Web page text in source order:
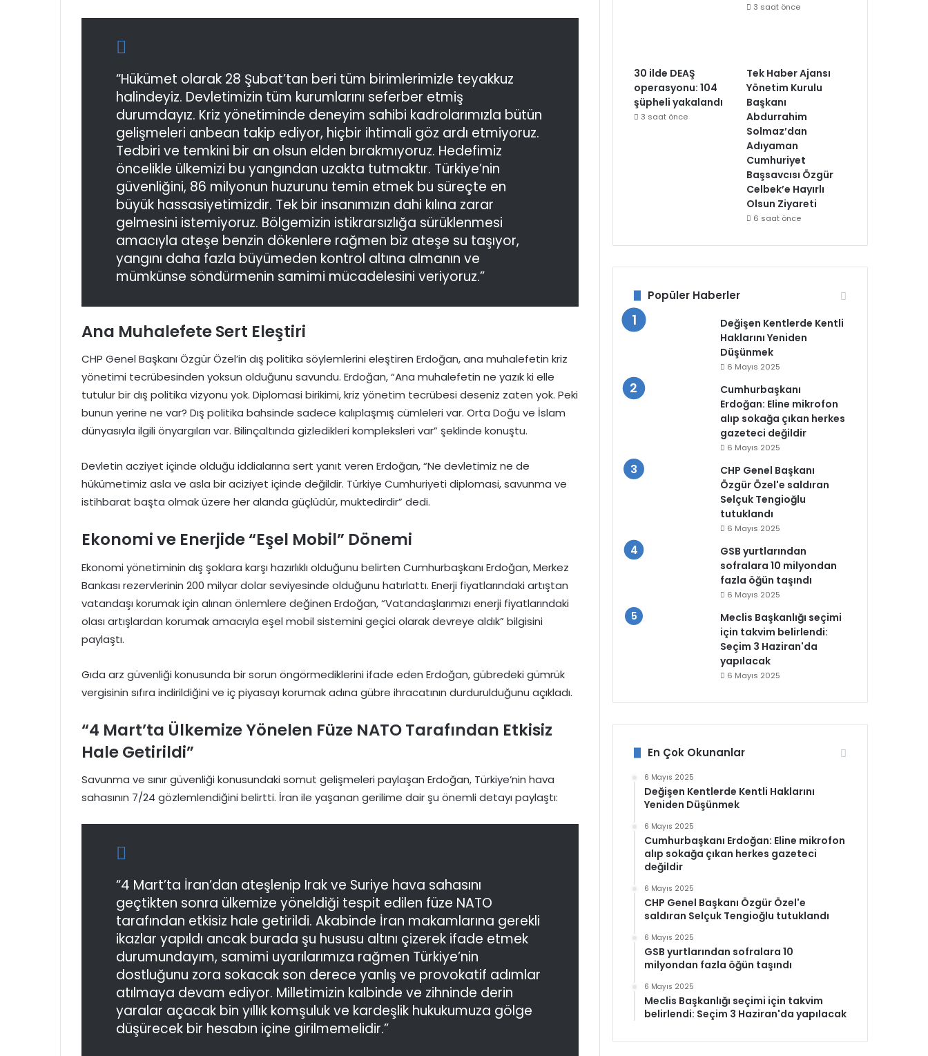
“Hükümet olarak 28 Şubat’tan beri tüm birimlerimizle teyakkuz
halindeyiz. Devletimizin tüm kurumlarını seferber etmiş
durumdayız. Kriz yönetiminde deneyim sahibi kadrolarımızla bütün
gelişmeleri anbean takip ediyor, hiçbir ihtimali göz ardı etmiyoruz.
Tedbiri ve temkini bir an olsun elden bırakmıyoruz. Hedefimiz
öncelikle ülkemizi bu yangından uzakta tutmaktır. Türkiye’nin
güvenliğini, 86 milyonun huzurunu temin etmek bu süreçte en
büyük hassasiyetimizdir. Tek bir insanımızın dahi kılına zarar
gelmesini istemiyoruz. Bölgemizin istikrarsızlığa sürüklenmesi
amacıyla ateşe benzin dökenlere rağmen biz ateşe su taşıyor,
yangını daha fazla büyümeden kontrol altına almanın ve
mümkünse söndürmenin samimi mücadelesini veriyoruz.”
Ana Muhalefete Sert Eleştiri
CHP Genel Başkanı Özgür Özel’in dış politika söylemlerini eleştiren Erdoğan, ana muhalefetin kriz
yönetimi tecrübesinden yoksun olduğunu savundu. Erdoğan, “Ana muhalefetin ne yazık ki elle
tutulur bir dış politika vizyonu yok. Diplomasi birikimi, kriz yönetim tecrübesi deseniz zaten yok. Peki
bunun yerine ne var? Dış politika bahsinde sadece kalıplaşmış cümleleri var. Orta Doğu ve İslam
dünyasıyla ilgili önyargıları var. Bilinçaltında gizledikleri kompleksleri var” şeklinde konuştu.
Devletin acziyet içinde olduğu iddialarına sert yanıt veren Erdoğan, “Ne devletimiz ne de
hükümetimiz asla ve asla bir aciziyet içinde değildir. Türkiye Cumhuriyeti diplomasi, savunma ve
istihbarat başta olmak üzere her alanda güçlüdür, muktedirdir” dedi.
Ekonomi ve Enerjide “Eşel Mobil” Dönemi
Ekonomi yönetiminin dış şoklara karşı hazırlıklı olduğunu belirten Cumhurbaşkanı Erdoğan, Merkez
Bankası rezervlerinin 200 milyar dolar seviyesinde olduğunu hatırlattı. Enerji fiyatlarındaki artıştan
vatandaşı korumak için alınan önlemlere değinen Erdoğan, “Vatandaşlarımızı enerji fiyatlarındaki
olası artışlardan korumak amacıyla eşel mobil sistemini geçici olarak devreye aldık” bilgisini
paylaştı.
Gıda arz güvenliği konusunda bir sorun öngörmediklerini ifade eden Erdoğan, gübredeki gümrük
vergisinin sıfıra indirildiğini ve iç piyasayı korumak adına gübre ihracatının durdurulduğunu açıkladı.
“4 Mart’ta Ülkemize Yönelen Füze NATO Tarafından Etkisiz
Hale Getirildi”
Savunma ve sınır güvenliği konusundaki somut gelişmeleri paylaşan Erdoğan, Türkiye’nin hava
sahasının 7/24 gözlemlendiğini belirtti. İran ile yaşanan gerilime dair şu önemli detayı paylaştı:
“4 Mart’ta İran’dan ateşlenip Irak ve Suriye hava sahasını
geçtikten sonra ülkemize yöneldiği tespit edilen füze NATO
tarafından etkisiz hale getirildi. Akabinde İran makamlarına gerekli
ikazlar yapıldı ancak burada şu hususu altını çizerek ifade etmek
durumundayım, samimi uyarılarımıza rağmen Türkiye’nin
dostluğunu zora sokacak son derece yanlış ve provokatif adımlar
atılmaya devam ediyor. Milletimizin kalbinde ve zihninde derin
yaralar açacak bin yıllık komşuluk ve kardeşlik hukukumuza gölge
düşürecek bir hesabın içine girilmemelidir.”
3 saat önce
30 ilde DEAŞ
operasyonu: 104
şüpheli yakalandı
3 saat önce
Tek Haber Ajansı
Yönetim Kurulu
Başkanı
Abdurrahim
Solmaz’dan
Adıyaman
Cumhuriyet
Başsavcısı Özgür
Celbek’e Hayırlı
Olsun Ziyareti
6 saat önce
Popüler Haberler
Değişen Kentlerde Kentli
Haklarını Yeniden
Düşünmek
6 Mayıs 2025
Cumhurbaşkanı
Erdoğan: Eline mikrofon
alıp sokağa çıkan herkes
gazeteci değildir
6 Mayıs 2025
CHP Genel Başkanı
Özgür Özel'e saldıran
Selçuk Tengioğlu
tutuklandı
6 Mayıs 2025
GSB yurtlarından
sofralara 10 milyondan
fazla öğün taşındı
6 Mayıs 2025
Meclis Başkanlığı seçimi
için takvim belirlendi:
Seçim 3 Haziran'da
yapılacak
6 Mayıs 2025
En Çok Okunanlar
6 Mayıs 2025
Değişen Kentlerde Kentli Haklarını
Yeniden Düşünmek
6 Mayıs 2025
Cumhurbaşkanı Erdoğan: Eline mikrofon
alıp sokağa çıkan herkes gazeteci
değildir
6 Mayıs 2025
CHP Genel Başkanı Özgür Özel'e
saldıran Selçuk Tengioğlu tutuklandı
6 Mayıs 2025
GSB yurtlarından sofralara 10
milyondan fazla öğün taşındı
6 Mayıs 2025
Meclis Başkanlığı seçimi için takvim
belirlendi: Seçim 3 Haziran'da yapılacak